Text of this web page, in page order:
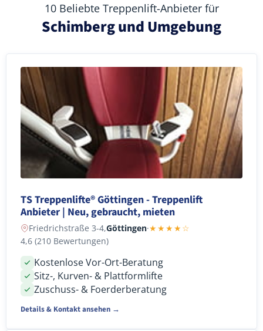
10 Beliebte Treppenlift-Anbieter für
Schimberg und Umgebung
TS Treppenlifte® Göttingen - Treppenlift
Anbieter | Neu, gebraucht, mieten
Friedrichstraße 3-4,Göttingen·★★★★☆
4,6 (210 Bewertungen)
Kostenlose Vor-Ort-Beratung
Sitz-, Kurven- & Plattformlifte
Zuschuss- & Foerderberatung
Details & Kontakt ansehen →